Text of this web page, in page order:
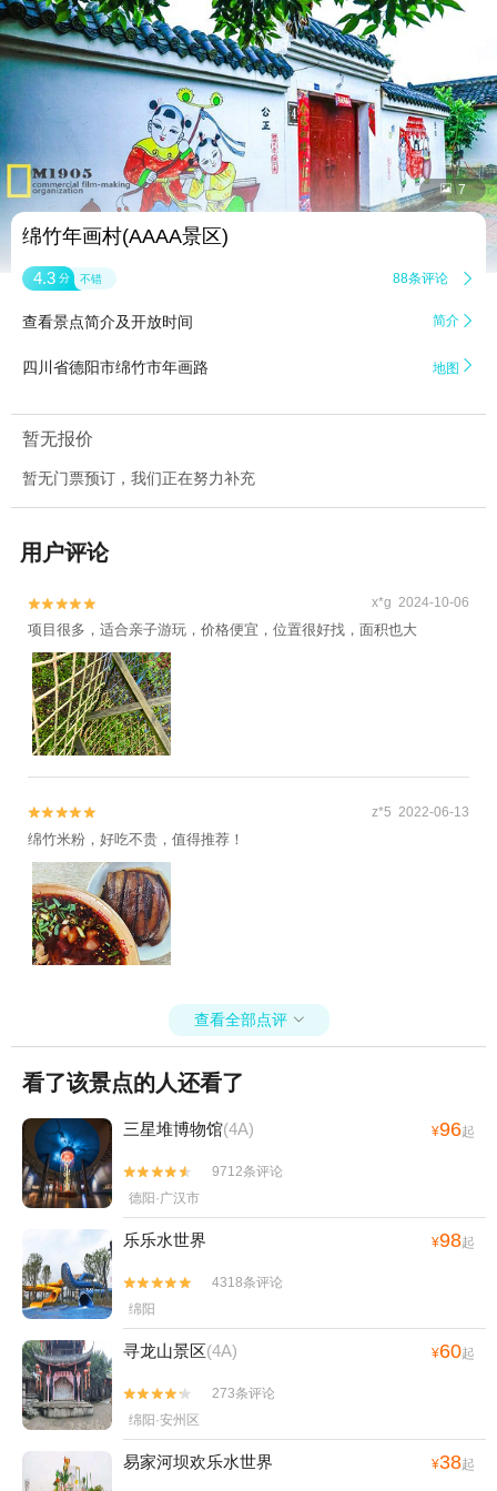
 7
绵竹年画村(AAAA景区)
4.3 分 不错 88条评论 
查看景点简介及开放时间 简介 
四川省德阳市绵竹市年画路 地图 
暂无报价
暂无门票预订，我们正在努力补充
用户评论

 x*g 2024-10-06
项目很多，适合亲子游玩，价格便宜，位置很好找，面积也大

 z*5 2022-06-13
绵竹米粉，好吃不贵，值得推荐！
查看全部点评 
看了该景点的人还看了
三星堆博物馆(4A) ¥96起


9712条评论
德阳·广汉市
乐乐水世界 ¥98起


4318条评论
绵阳
寻龙山景区(4A) ¥60起


273条评论
绵阳·安州区
易家河坝欢乐水世界 ¥38起
